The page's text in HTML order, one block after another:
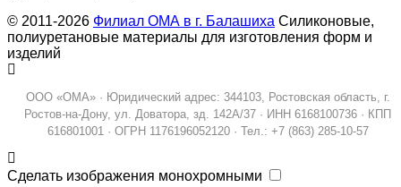
© 2011-2026 Филиал ОМА в г. Балашиха Силиконовые,
полиуретановые материалы для изготовления форм и
изделий
ООО «ОМА» · Юридический адрес: 344103, Ростовская область, г.
Ростов-на-Дону, ул. Доватора, зд. 142А/37 · ИНН 6168100736 · КПП
616801001 · ОГРН 1176196052120 · Тел.: +7 (863) 285-10-57
Сделать изображения монохромными